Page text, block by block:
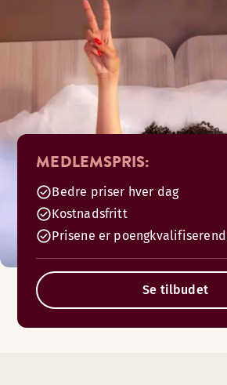
MEDLEMSPRIS:
Bedre priser hver dag
Kostnadsfritt
Prisene er
Se tilbudet